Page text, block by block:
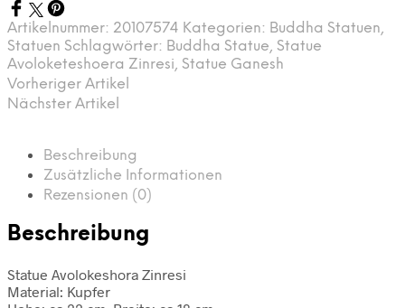
Artikelnummer: 20107574 Kategorien: Buddha Statuen,
Statuen Schlagwörter: Buddha Statue, Statue
Avoloketeshoera Zinresi, Statue Ganesh
Vorheriger Artikel
Nächster Artikel
Beschreibung
Zusätzliche Informationen
Rezensionen (0)
Beschreibung
Statue Avolokeshora Zinresi
Material: Kupfer